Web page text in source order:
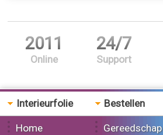
2011
Online
24/7
Support
Interieurfolie
Home
Bestellen
Gereedschap